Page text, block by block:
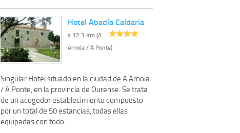
Hotel Abadía Caldaria
a 12.3 Km (A
Arnoia / A Ponte)
Singular Hotel situado en la ciudad de A Arnoia
/ A Ponte, en la provincia de Ourense. Se trata
de un acogedor establecimiento compuesto
por un total de 50 estancias, todas ellas
equipadas con todo...